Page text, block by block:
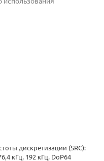
дискретизации (SRC):
кГц, 192 кГц, DoP64